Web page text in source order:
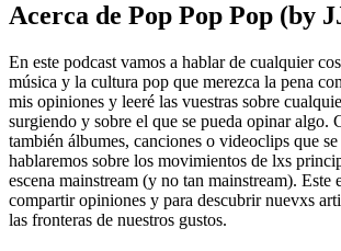
Acerca de Pop Pop Pop (by
En este podcast vamos a hablar de cualquier
música y la cultura pop que merezca la pena
mis opiniones y leeré las vuestras sobre
surgiendo y sobre el que se pueda opinar algo.
también álbumes, canciones o videoclips que
hablaremos sobre los movimientos de lxs
escena mainstream (y no tan mainstream). Este
compartir opiniones y para descubrir nuevxs
las fronteras de nuestros gustos.